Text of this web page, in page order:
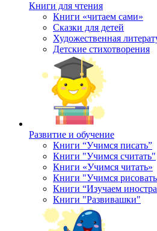
Книги для чтения
Книги «читаем сами»
Сказки для детей
Художественная
Детские стихотворения
Развитие и обучение
Книги “Учимся писать”
Книги "Учимся считать"
Книги «Учимся читать»
Книги "Учимся
Книги “Изучаем
Книги "Развивашки"